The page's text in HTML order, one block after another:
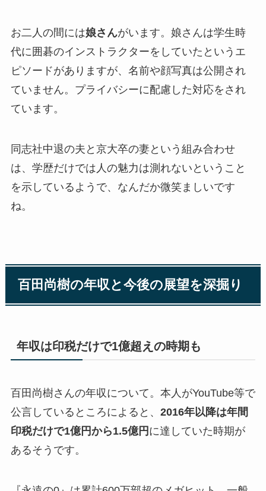
お二人の間には娘さんがいます。娘さんは学生時
代に囲碁のインストラクターをしていたというエ
ピソードがありますが、名前や顔写真は公開され
ていません。プライバシーに配慮した対応をされ
ています。
同志社中退の夫と京大卒の妻という組み合わせ
は、学歴だけでは人の魅力は測れないということ
を示しているようで、なんだか微笑ましいです
ね。
百田尚樹の年収と今後の展望を深掘り
年収は印税だけで1億超えの時期も
百田尚樹さんの年収について。本人がYouTube等で
公言しているところによると、 2016年以降は年間
印税だけで1億円から1.5億円 に達していた時期が
あるそうです。